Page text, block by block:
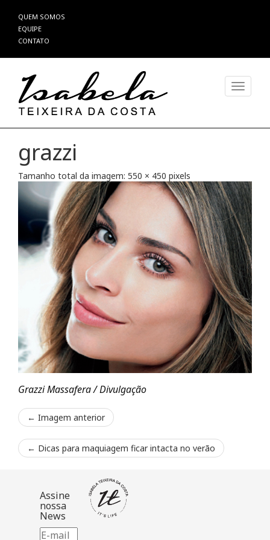
Pular
para
o
QUEM SOMOS
EQUIPE
CONTATO
grazzi
Tamanho total da imagem: 550 × 450 pixels
Grazzi Massafera / Divulgação
← Imagem anterior
← Dicas para maquiagem ficar intacta no verão
Assine
nossa
News
E-